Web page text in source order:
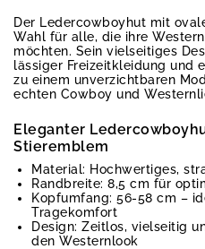
Der Ledercowboyhut mit
Wahl für alle, die ihre
möchten. Sein vielseitiges
lässiger Freizeitkleidung und
zu einem unverzichtbaren
echten Cowboy und
Eleganter
Stieremblem
Material: Hochwertiges,
Randbreite: 8,5 cm für
Kopfumfang: 56-58 cm –
Tragekomfort
Design: Zeitlos, vielseitig
den Westernlook